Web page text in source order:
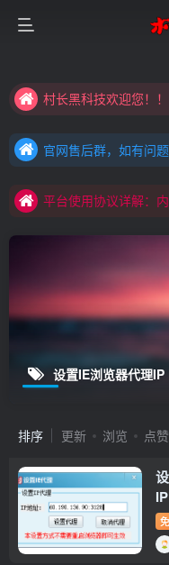
官网售后群，如有问
平台使用协议详解：
设置IE浏览器代理IP
排序 更新 浏览 点赞